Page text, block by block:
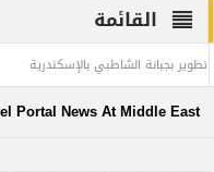
القائمة
بجبانة الشاطبي بالإسكندرية
الدفاع عن الحضارة ترفض الرد المستفز
Portal News At Middle East